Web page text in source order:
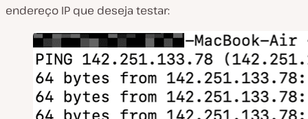
endereço IP que deseja testar: